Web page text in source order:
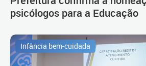
psicólogos para a Educação
Infância bem-cuidada